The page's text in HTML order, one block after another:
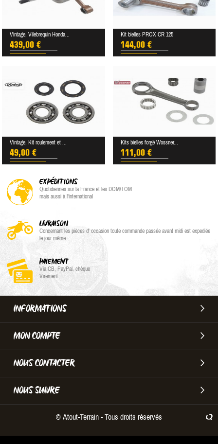
Vintage, Vilebrequin Honda...
439,00 €
Kit bielles PROX CR 125
144,00 €
Vintage, Kit roulement et ...
49,00 €
Kits bielles forgé Wossner...
111,00 €
EXPÉDITIONS
Quotidiennes sur la France et les DOM/TOM
mais aussi à l'international
LIVRAISON
Concernant les pièces d' occasion toute commande passée avant midi est expediée
le jour même
PAIEMENT
Via CB, PayPal, chèque
Virement
INFORMATIONS
MON COMPTE
NOUS CONTACTER
NOUS SUIVRE
© Atout-Terrain - Tous droits réservés